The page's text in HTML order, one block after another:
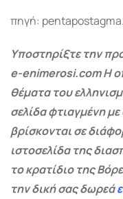
πηγή:
Υποστηρίξτε την
e-enimerosi.com Η
θέματα του
σελίδα φτιαγμένη
βρίσκονται σε
ιστοσελίδα της
το κρατίδιο της
την δική σας δωρεά